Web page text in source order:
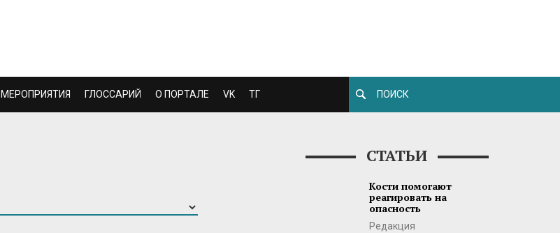
МЕРОПРИЯТИЯ ГЛОССАРИЙ О ПОРТАЛЕ VK ТГ
СТАТЬИ
Кости помогают
реагировать на
опасность
Редакция